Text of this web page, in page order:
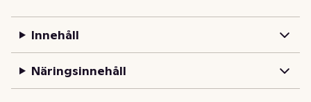
Innehåll
Näringsinnehåll